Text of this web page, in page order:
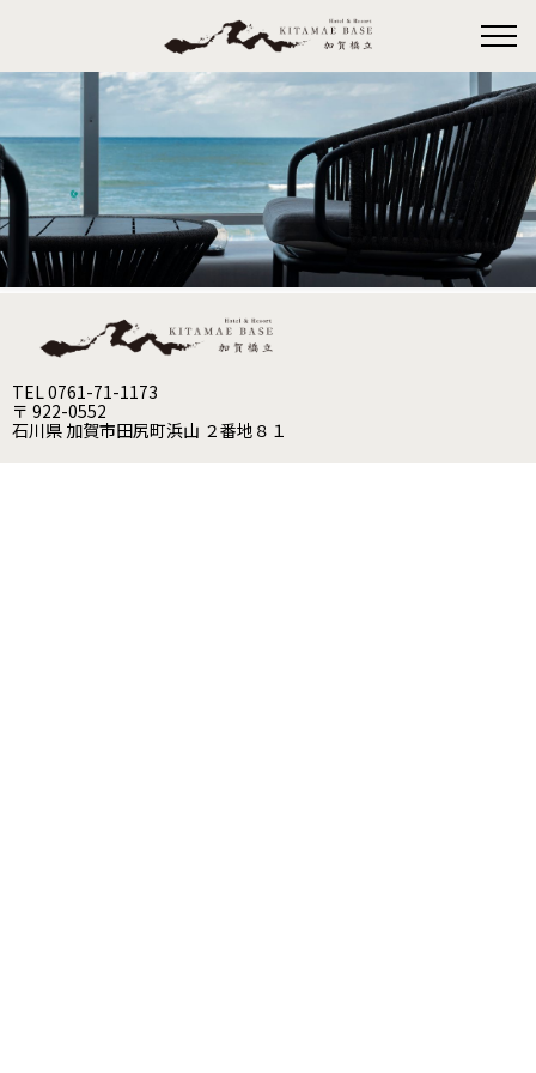
TEL 0761-71-1173
〒 922-0552
石川県 加賀市田尻町浜山 ２番地８１